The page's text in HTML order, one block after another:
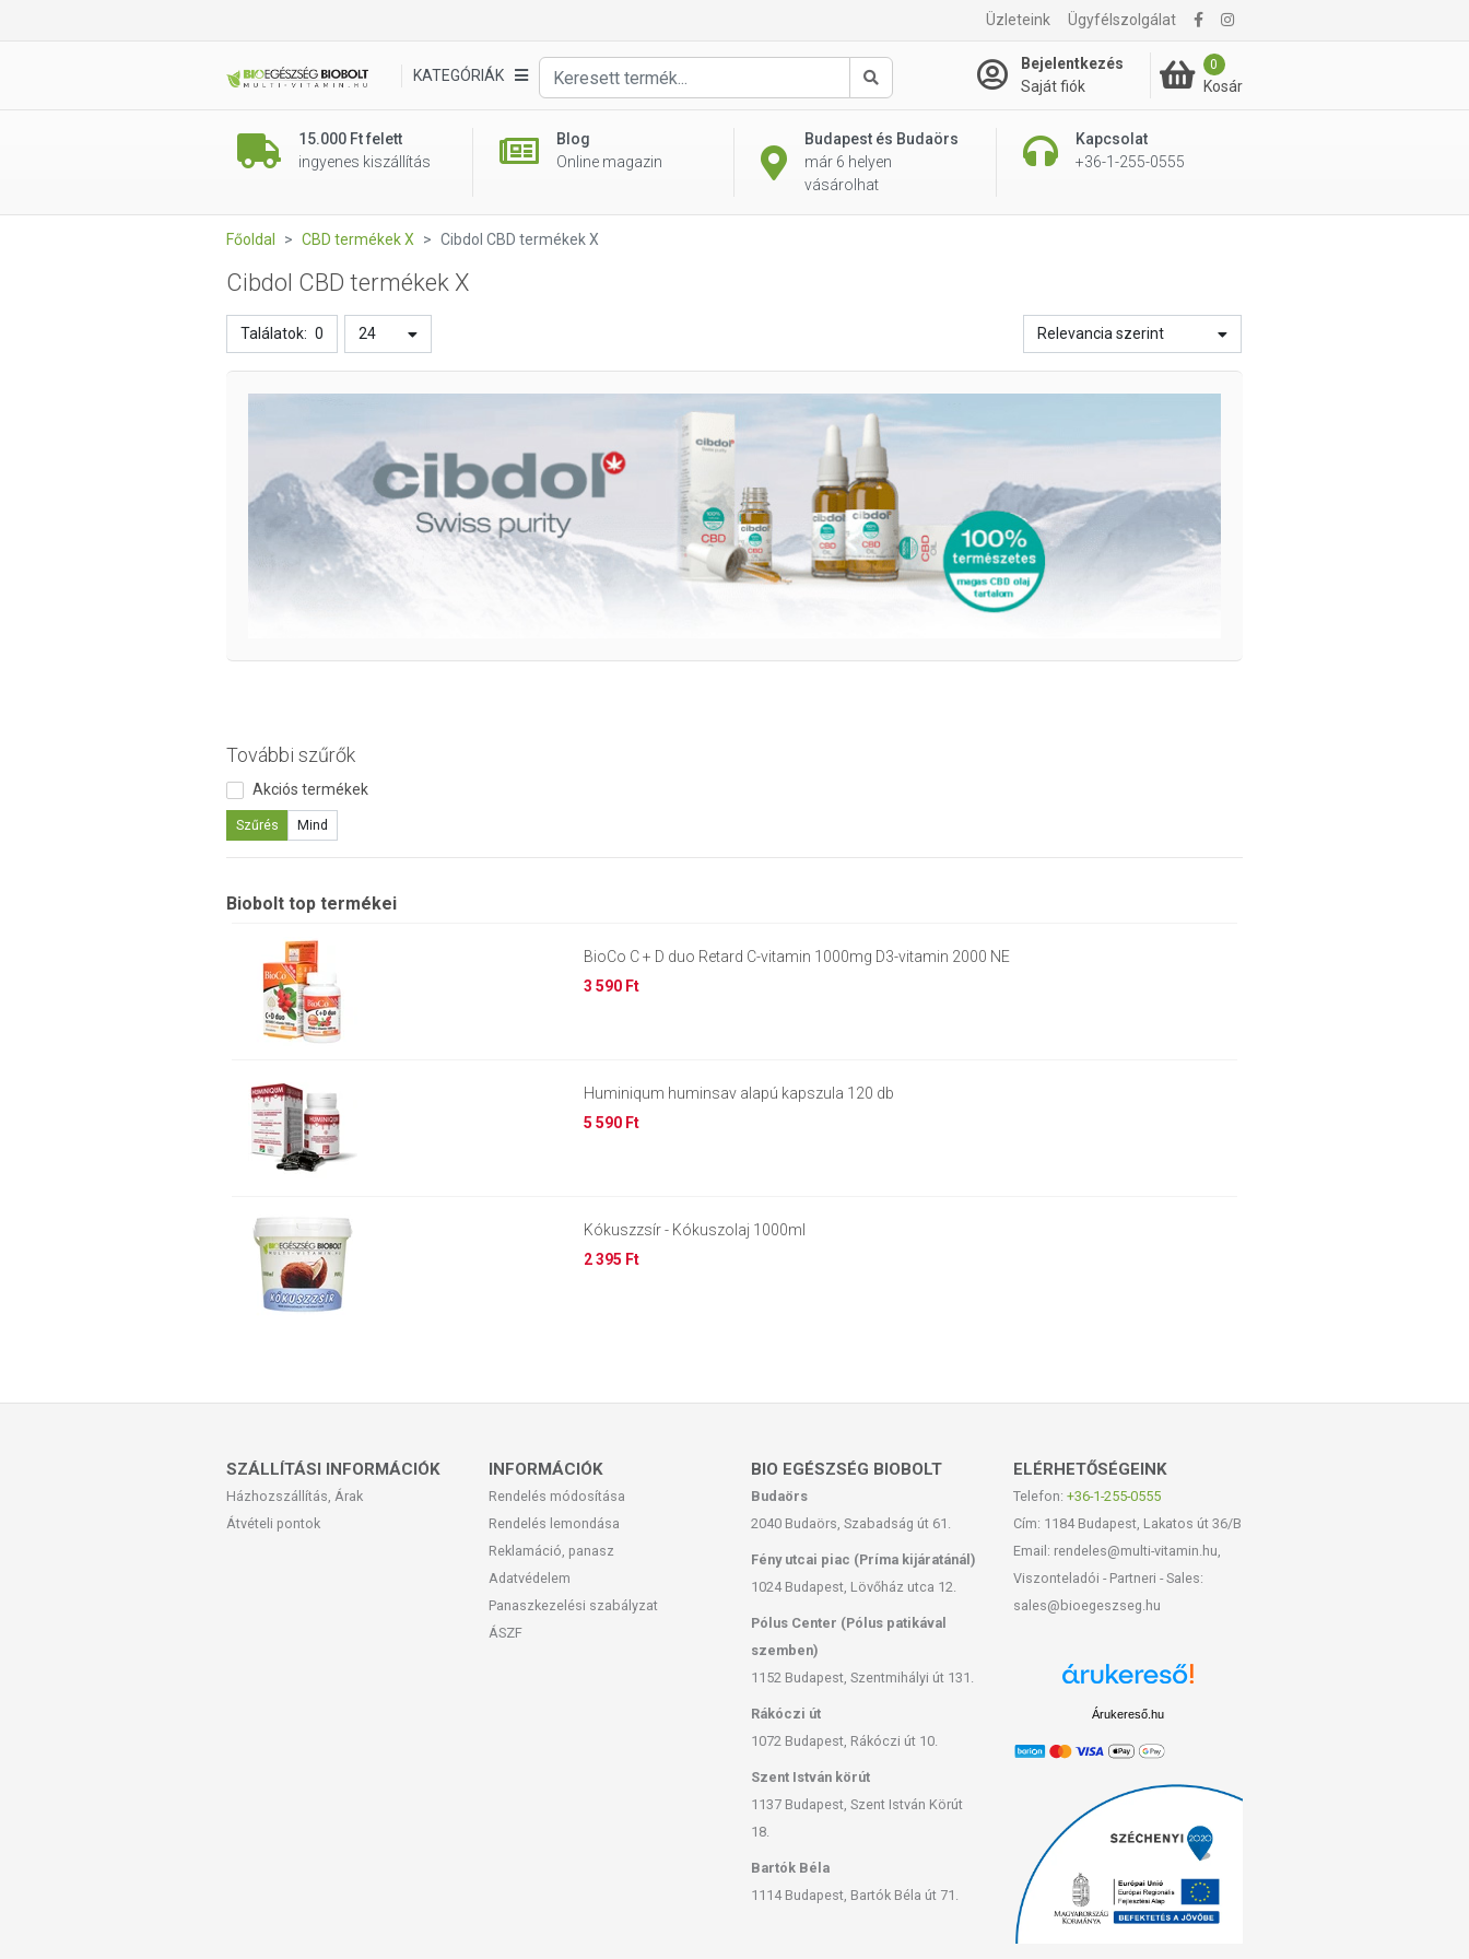
Üzleteink Ügyfélszolgálat
KATEGÓRIÁK
Keresés
Bejelentkezés
Saját fiók
0
Kosár
15.000 Ft felett
ingyenes kiszállítás
Blog
Online magazin
Budapest és Budaörs
már 6 helyen
vásárolhat
Kapcsolat
+36-1-255-0555
Főoldal CBD termékek X Cibdol CBD termékek X
További szűrők
Akciós termékek
Szűrés Mind
Biobolt top termékei
BioCo C + D duo Retard C-vitamin 1000mg D3-vitamin 2000 NE
3 590 Ft
Huminiqum huminsav alapú kapszula 120 db
5 590 Ft
Kókuszzsír - Kókuszolaj 1000ml
2 395 Ft
Cibdol CBD termékek X
Találatok: 0 24 Relevancia szerint
SZÁLLÍTÁSI INFORMÁCIÓK
Házhozszállítás, Árak
Átvételi pontok
INFORMÁCIÓK
Rendelés módosítása
Rendelés lemondása
Reklamáció, panasz
Adatvédelem
Panaszkezelési szabályzat
ÁSZF
BIO EGÉSZSÉG BIOBOLT
Budaörs
2040 Budaörs, Szabadság út 61.
Fény utcai piac (Príma kijáratánál)
1024 Budapest, Lövőház utca 12.
Pólus Center (Pólus patikával
szemben)
1152 Budapest, Szentmihályi út 131.
Rákóczi út
1072 Budapest, Rákóczi út 10.
Szent István körút
1137 Budapest, Szent István Körút
18.
Bartók Béla
1114 Budapest, Bartók Béla út 71.
ELÉRHETŐSÉGEINK
Telefon: +36-1-255-0555
Cím: 1184 Budapest, Lakatos út 36/B
Email: rendeles@multi-vitamin.hu,
Viszonteladói - Partneri - Sales:
sales@bioegeszseg.hu
Árukereső.hu